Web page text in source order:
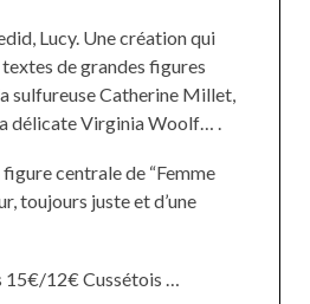
Lucy. Une création qui
de grandes figures
sulfureuse Catherine Millet,
la délicate Virginia Woolf… .
centrale de “Femme
toujours juste et d’une
15€/12€ Cussétois …